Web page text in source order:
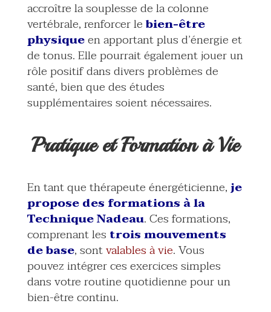
accroître la souplesse de la colonne
vertébrale, renforcer lebien-être
physiqueen apportant plus d’énergie et
de tonus. Elle pourrait également jouer un
rôle positif dans divers problèmes de
santé, bien que des études
supplémentaires soient nécessaires.
Pratique et Formation à Vie
En tant que thérapeute énergéticienne,je
propose des formations à la
Technique Nadeau. Ces formations,
comprenant les trois mouvements
de base, sontvalables à vie. Vous
pouvez intégrer ces exercices simples
dans votre routine quotidienne pour un
bien-être continu.